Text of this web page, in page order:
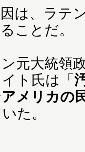
は、ラテ
ことだ。
元大統領
ト氏は「
メリカの
た。